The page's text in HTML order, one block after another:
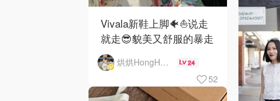
Vivala新鞋上脚🐠⛵️说走
就走😎貌美又舒服的暴走
海边小镇
烘烘HongHong 24
52